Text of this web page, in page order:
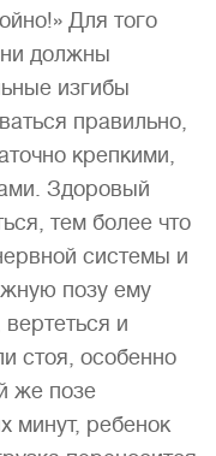
Для того
должны
изгибы
правильно,
крепкими,
Здоровый
тем более что
системы и
позу ему
и
стоя, особенно
же позе
минут, ребенок